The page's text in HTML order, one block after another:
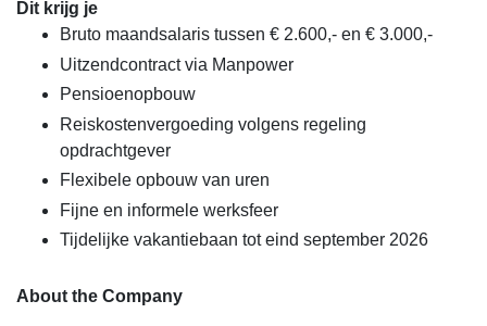
Dit krijg je
Bruto maandsalaris tussen € 2.600,- en € 3.000,-
Uitzendcontract via Manpower
Pensioenopbouw
Reiskostenvergoeding volgens regeling
opdrachtgever
Flexibele opbouw van uren
Fijne en informele werksfeer
Tijdelijke vakantiebaan tot eind september 2026
About the Company